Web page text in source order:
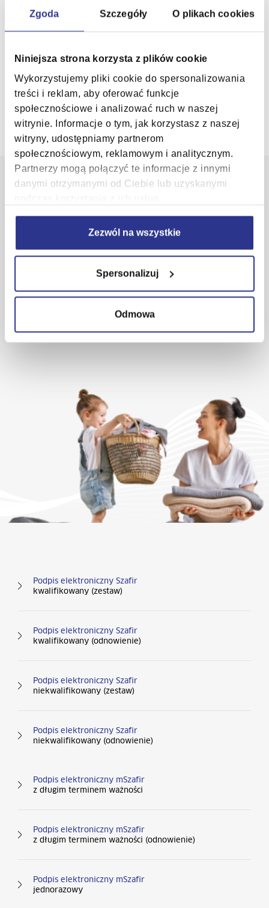
Zgoda Szczegóły O plikach cookies
Niniejsza strona korzysta z plików cookie
Wykorzystujemy pliki cookie do spersonalizowania
treści i reklam, aby oferować funkcje
społecznościowe i analizować ruch w naszej
witrynie. Informacje o tym, jak korzystasz z naszej
witryny, udostępniamy partnerom
społecznościowym, reklamowym i analitycznym.
Partnerzy mogą połączyć te informacje z innymi
danymi otrzymanymi od Ciebie lub uzyskanymi
Zezwól na wszystkie
Spersonalizuj
Odmowa
Klienci, którzy wybrali e-podpis KIR
22 545 55 55
Napisz do nas
lub skorzystaj zcentrum pomocy
Podpis elektroniczny Szafir
kwalifikowany (zestaw)
Podpis elektroniczny Szafir
kwalifikowany (odnowienie)
Podpis elektroniczny Szafir
niekwalifikowany (zestaw)
Podpis elektroniczny Szafir
niekwalifikowany (odnowienie)
Podpis elektroniczny mSzafir
z długim terminem ważności
Podpis elektroniczny mSzafir
z długim terminem ważności (odnowienie)
Podpis elektroniczny mSzafir
jednorazowy